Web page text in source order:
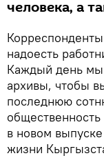
человека, а
надоесть
Каждый день мы
архивы, чтобы
последнюю
в новом
жизни